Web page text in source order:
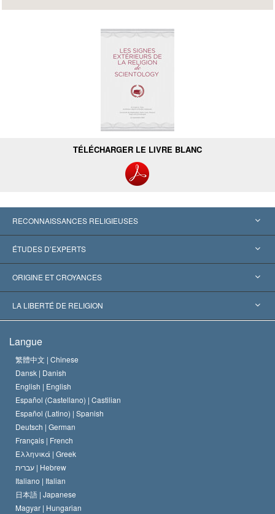
TÉLÉCHARGER LE LIVRE BLANC
RECONNAISSANCES RELIGIEUSES
États-Unis
Reconnaissances internationales
Décisions historiques
ÉTUDES D’EXPERTS
Expertises par catégorie
Les plus grands experts au monde
ORIGINE ET CROYANCES
L. Ron Hubbard
Le Credo de l’église de Scientology
Le Code du scientologue
David Miscavige
LA LIBERTÉ DE RELIGION
Les normes internationales des droits de l’homme
Proclamation sur la religion
Langue
繁體中文 | Chinese
Dansk | Danish
English | English
Español (Castellano) | Castilian
Español (Latino) | Spanish
Deutsch | German
Français | French
Ελληνικά | Greek
עברית | Hebrew
Italiano | Italian
日本語 | Japanese
Magyar | Hungarian